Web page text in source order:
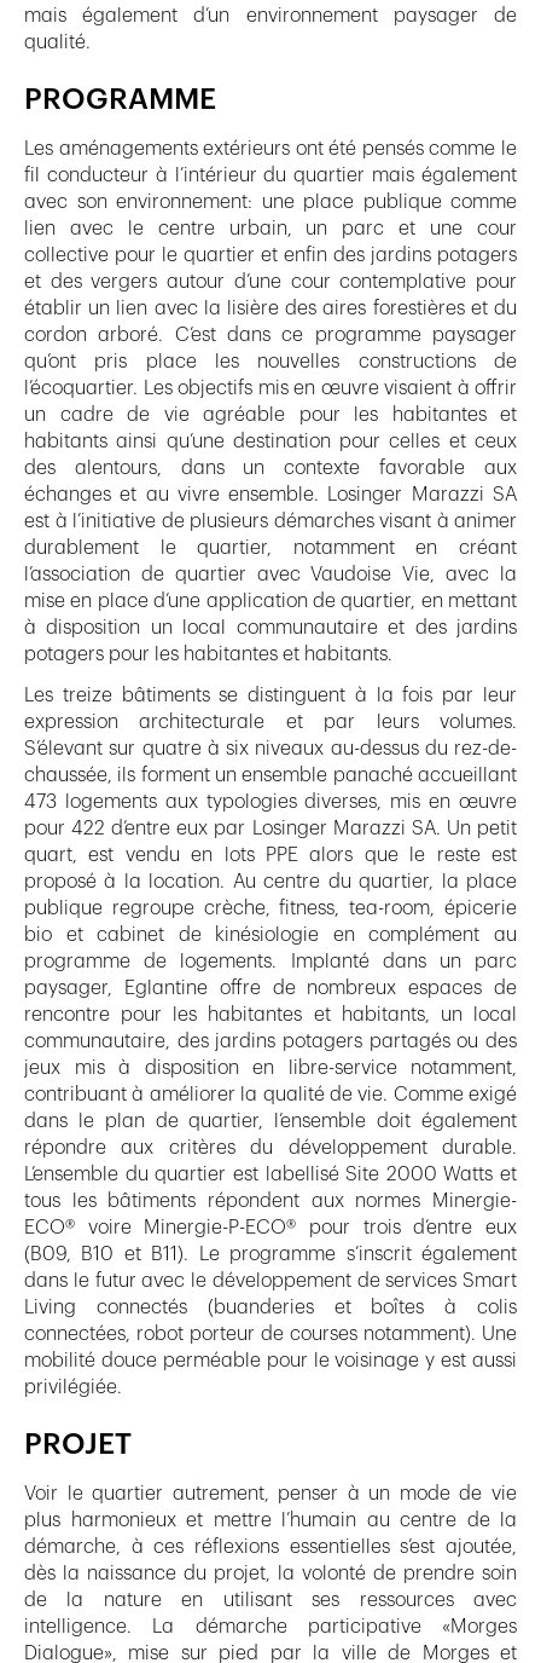
mais également d’un environnement paysager de
qualité.
PROGRAMME
Les aménagements extérieurs ont été pensés comme le
fil conducteur à l’intérieur du quartier mais également
avec son environnement: une place publique comme
lien avec le centre urbain, un parc et une cour
collective pour le quartier et enfin des jardins potagers
et des vergers autour d’une cour contemplative pour
établir un lien avec la lisière des aires forestières et du
cordon arboré. C’est dans ce programme paysager
qu’ont pris place les nouvelles constructions de
l’écoquartier. Les objectifs mis en œuvre visaient à offrir
un cadre de vie agréable pour les habitantes et
habitants ainsi qu’une destination pour celles et ceux
des alentours, dans un contexte favorable aux
échanges et au vivre ensemble. Losinger Marazzi SA
est à l’initiative de plusieurs démarches visant à animer
durablement le quartier, notamment en créant
l’association de quartier avec Vaudoise Vie, avec la
mise en place d’une application de quartier, en mettant
à disposition un local communautaire et des jardins
potagers pour les habitantes et habitants.
Les treize bâtiments se distinguent à la fois par leur
expression architecturale et par leurs volumes.
S’élevant sur quatre à six niveaux au-dessus du rez-de-
chaussée, ils forment un ensemble panaché accueillant
473 logements aux typologies diverses, mis en œuvre
pour 422 d’entre eux par Losinger Marazzi SA. Un petit
quart, est vendu en lots PPE alors que le reste est
proposé à la location. Au centre du quartier, la place
publique regroupe crèche, fitness, tea-room, épicerie
bio et cabinet de kinésiologie en complément au
programme de logements. Implanté dans un parc
paysager, Eglantine offre de nombreux espaces de
rencontre pour les habitantes et habitants, un local
communautaire, des jardins potagers partagés ou des
jeux mis à disposition en libre-service notamment,
contribuant à améliorer la qualité de vie. Comme exigé
dans le plan de quartier, l’ensemble doit également
répondre aux critères du développement durable.
L’ensemble du quartier est labellisé Site 2000 Watts et
tous les bâtiments répondent aux normes Minergie-
ECO® voire Minergie-P-ECO® pour trois d’entre eux
(B09, B10 et B11). Le programme s’inscrit également
dans le futur avec le développement de services Smart
Living connectés (buanderies et boîtes à colis
connectées, robot porteur de courses notamment). Une
mobilité douce perméable pour le voisinage y est aussi
privilégiée.
PROJET
Voir le quartier autrement, penser à un mode de vie
plus harmonieux et mettre l’humain au centre de la
démarche, à ces réflexions essentielles s’est ajoutée,
dès la naissance du projet, la volonté de prendre soin
de la nature en utilisant ses ressources avec
intelligence. La démarche participative «Morges
Dialogue», mise sur pied par la ville de Morges et